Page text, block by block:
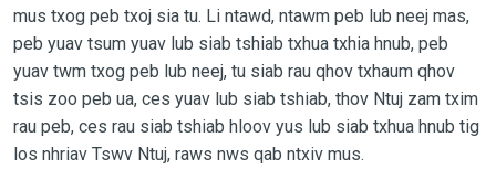
mus txog peb txoj sia tu. Li ntawd, ntawm peb lub neej mas,
peb yuav tsum yuav lub siab tshiab txhua txhia hnub, peb
yuav twm txog peb lub neej, tu siab rau qhov txhaum qhov
tsis zoo peb ua, ces yuav lub siab tshiab, thov Ntuj zam txim
rau peb, ces rau siab tshiab hloov yus lub siab txhua hnub tig
los nhriav Tswv Ntuj, raws nws qab ntxiv mus.